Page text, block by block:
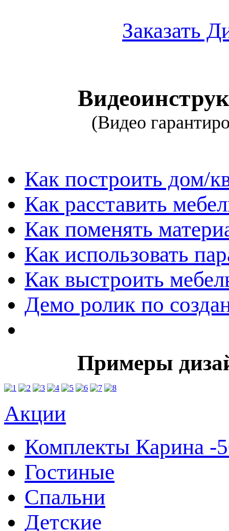
Заказать
(Видео
Как построить дом/
Как расставить
Как поменять
Как использовать
Как выстроить
Демо ролик по
Примеры
Акции
Комплекты Карина -
Гостиные
Спальни
Детские